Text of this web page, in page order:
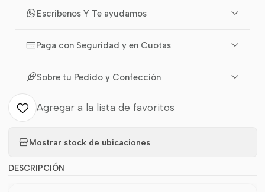
Escribenos Y Te ayudamos
Paga con Seguridad y en Cuotas
Sobre tu Pedido y Confección
Agregar a la lista de favoritos
Mostrar stock de ubicaciones
DESCRIPCIÓN